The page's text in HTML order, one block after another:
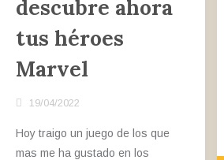
descubre ahora
tus héroes
Marvel
19/04/2022
Hoy traigo un juego de los que
mas me ha gustado en los